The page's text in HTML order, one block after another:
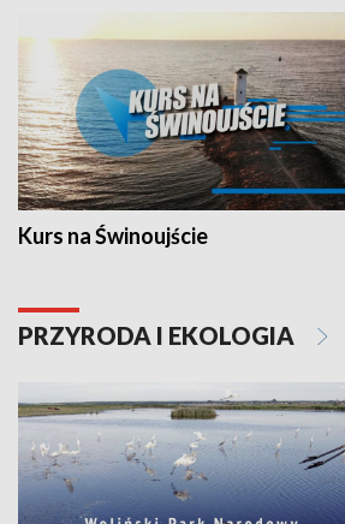
Kurs na Świnoujście
PRZYRODA I EKOLOGIA